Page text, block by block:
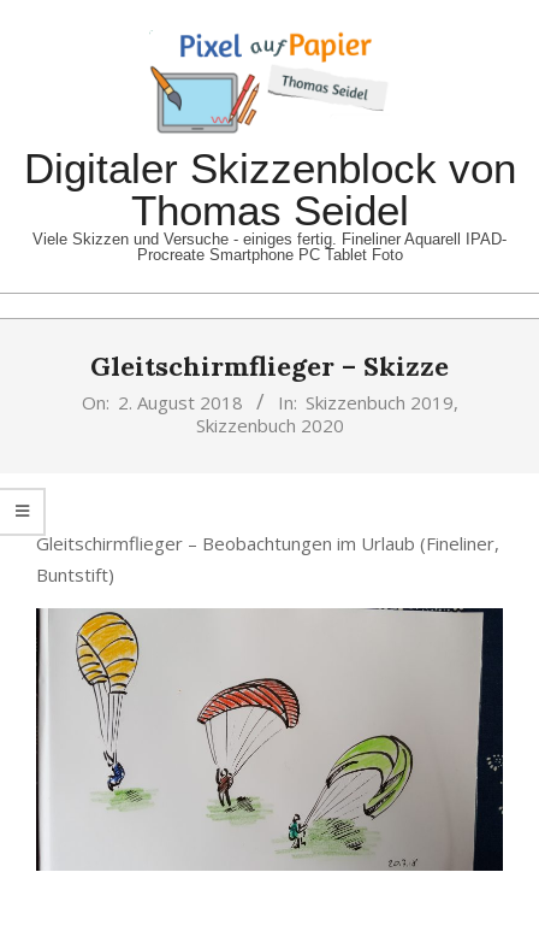
Digitaler Skizzenblock von
Thomas Seidel
Viele Skizzen und Versuche - einiges fertig. Fineliner Aquarell IPAD-
Procreate Smartphone PC Tablet Foto
Gleitschirmflieger – Skizze
On: 2. August 2018 In: Skizzenbuch 2019,
Skizzenbuch 2020
Gleitschirmflieger – Beobachtungen im Urlaub (Fineliner,
Buntstift)